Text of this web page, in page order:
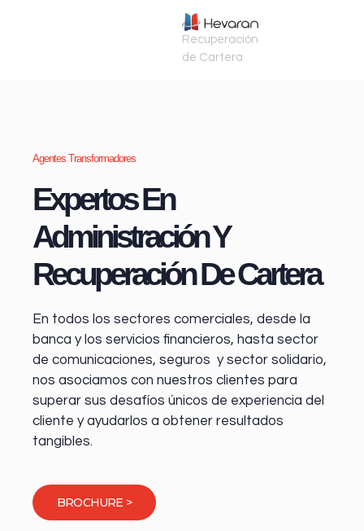
Recuperación
de Cartera
Agentes Transformadores
Expertos En
Administración Y
Recuperación De Cartera
En todos los sectores comerciales, desde la
banca y los servicios financieros, hasta sector
de comunicaciones, seguros y sector solidario,
nos asociamos con nuestros clientes para
superar sus desafíos únicos de experiencia del
cliente y ayudarlos a obtener resultados
tangibles.
BROCHURE >